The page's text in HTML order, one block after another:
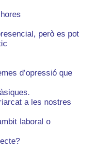
però es pot
d’opressió que
a les nostres
laboral o